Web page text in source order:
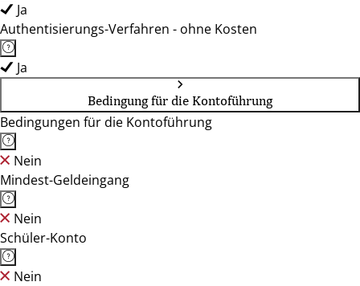
Ja
Authentisierungs-Verfahren - ohne Kosten
Ja
Bedingung für die Kontoführung
Bedingungen für die Kontoführung
Nein
Mindest-Geldeingang
Nein
Schüler-Konto
Nein